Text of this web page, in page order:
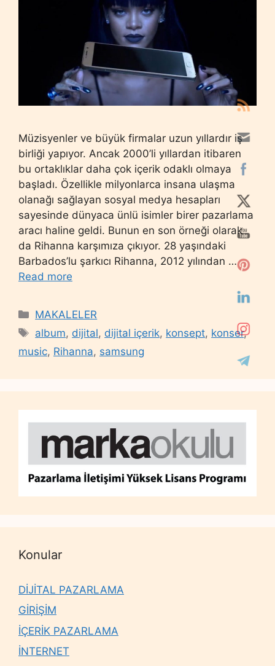
Müzisyenler ve büyük firmalar uzun yıllardır iş
birliği yapıyor. Ancak 2000’li yıllardan itibaren
bu ortaklıklar daha çok içerik odaklı olmaya
başladı. Özellikle milyonlarca insana ulaşma
olanağı sağlayan sosyal medya hesapları
sayesinde dünyaca ünlü isimler birer pazarlama
aracı haline geldi. Bunun en son örneği olarak
da Rihanna karşımıza çıkıyor. 28 yaşındaki
Barbados’lu şarkıcı Rihanna, 2012 yılından …
Read more
Categories
MAKALELER
Tags
album, dijital, dijital içerik, konsept, konser,
music, Rihanna, samsung
Konular
DİJİTAL PAZARLAMA
GİRİŞİM
İÇERİK PAZARLAMA
İNTERNET